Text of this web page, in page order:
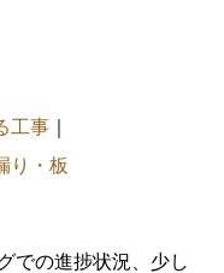
工事
り・板
での進捗状況、少し